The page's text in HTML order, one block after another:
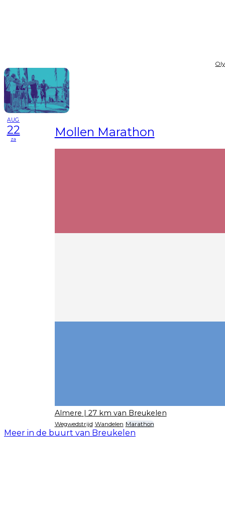
AUG
22
za Mollen Marathon
Almere | 27 km van Breukelen
Wegwedstrijd Wandelen Marathon
Meer in de buurt van Breukelen